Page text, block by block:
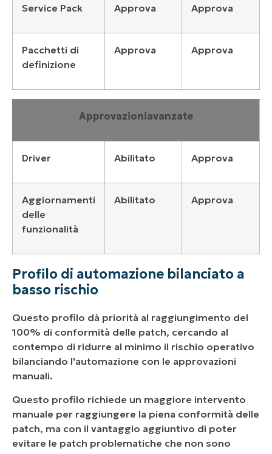
Service Pack Approva Approva
Pacchetti di
definizione
Approva Approva
Approvazioniavanzate
Driver Abilitato Approva
Aggiornamenti
delle
funzionalità
Abilitato Approva
Profilo di automazione bilanciato a
basso rischio
Questo profilo dà priorità al raggiungimento del
100% di conformità delle patch, cercando al
contempo di ridurre al minimo il rischio operativo
bilanciando l'automazione con le approvazioni
manuali.
Questo profilo richiede un maggiore intervento
manuale per raggiungere la piena conformità delle
patch, ma con il vantaggio aggiuntivo di poter
evitare le patch problematiche che non sono